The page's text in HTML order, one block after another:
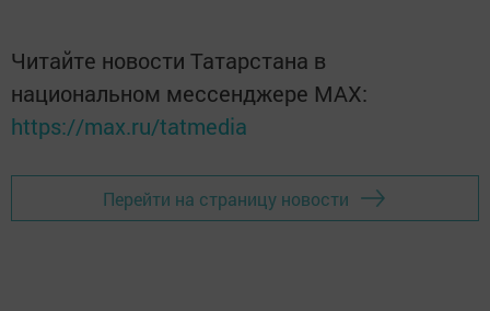
Читайте новости Татарстана в
национальном мессенджере MАХ:
https://max.ru/tatmedia
Перейти на страницу новости